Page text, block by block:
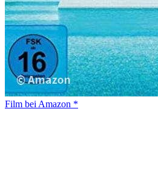
Film bei Amazon *